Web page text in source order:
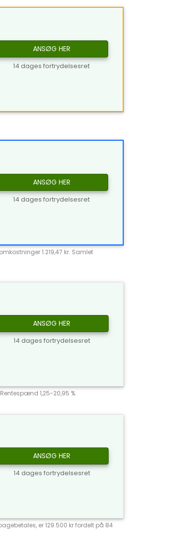
ANSØG HER
14 dages fortrydelsesret
ANSØG HER
14 dages fortrydelsesret
1.219,47 kr. Samlet
ANSØG HER
14 dages fortrydelsesret
1,25-20,95 %.
ANSØG HER
14 dages fortrydelsesret
er 129.500 kr fordelt på 84